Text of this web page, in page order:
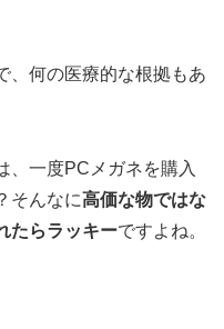
、何の医療的な根拠もあ
、一度PCメガネを購入
そんなに高価な物ではな
たらラッキーですよね。